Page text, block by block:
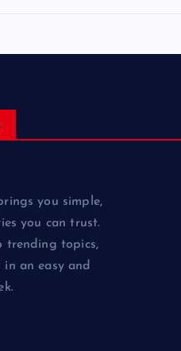
you simple,
you can trust.
trending topics,
an easy and